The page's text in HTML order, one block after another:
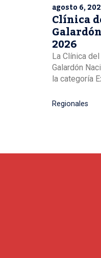
agosto 6,
Clínica
2026
La Clínica
Galardón
la categoría
Regionales